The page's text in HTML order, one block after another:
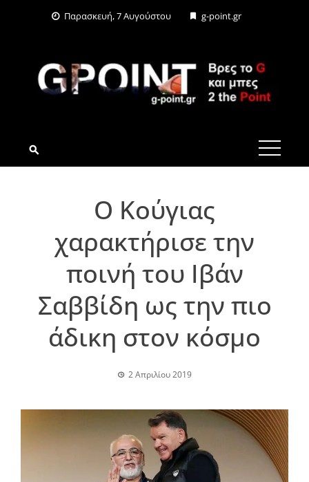
Παρασκευή, 7 Αυγούστου g-point.gr
G-POINT.GR
Ο Κούγιας
χαρακτήρισε την
ποινή του Ιβάν
Σαββίδη ως την πιο
άδικη στον κόσμο
2 Απριλίου 2019